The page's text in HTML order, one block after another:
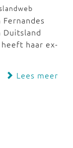
Duitsland
haar ex-
Lees meer